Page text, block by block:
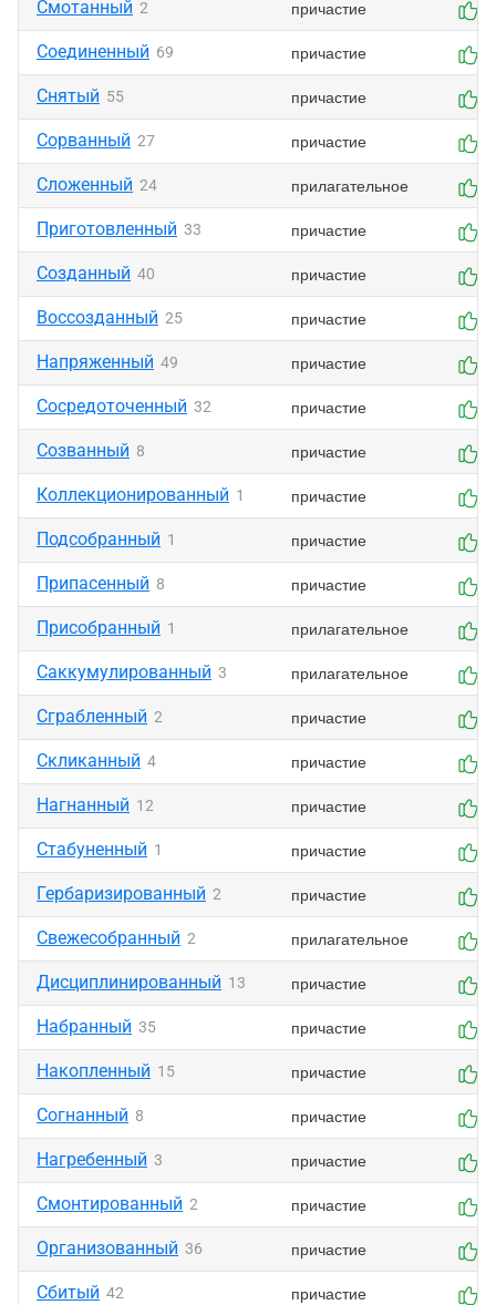
Смотанный 2 причастие
Соединенный 69 причастие
Снятый 55 причастие
Сорванный 27 причастие
Сложенный 24 прилагательное
Приготовленный 33 причастие
Созданный 40 причастие
Воссозданный 25 причастие
Напряженный 49 причастие
Сосредоточенный 32 причастие
Созванный 8 причастие
Коллекционированный 1 причастие
Подсобранный 1 причастие
Припасенный 8 причастие
Присобранный 1 прилагательное
Саккумулированный 3 прилагательное
Сграбленный 2 причастие
Скликанный 4 причастие
Нагнанный 12 причастие
Стабуненный 1 причастие
Гербаризированный 2 причастие
Свежесобранный 2 прилагательное
Дисциплинированный 13 причастие
Набранный 35 причастие
Накопленный 15 причастие
Согнанный 8 причастие
Нагребенный 3 причастие
Смонтированный 2 причастие
Организованный 36 причастие
Сбитый 42 причастие